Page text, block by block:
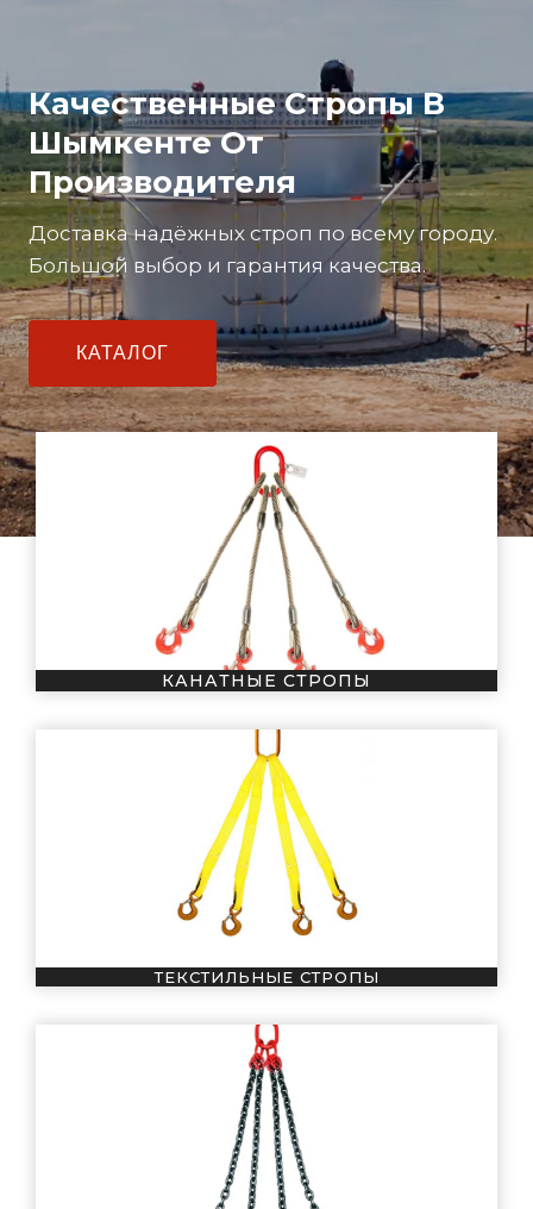
Качественные Стропы В
Шымкенте От
Производителя
Доставка надёжных строп по всему городу.
Большой выбор и гарантия качества.
КАТАЛОГ
КАНАТНЫЕ СТРОПЫ
ТЕКСТИЛЬНЫЕ СТРОПЫ